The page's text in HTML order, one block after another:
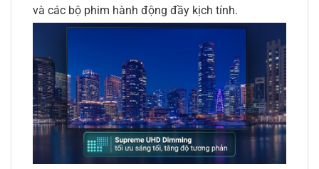
và các bộ phim hành động đầy kịch tính.